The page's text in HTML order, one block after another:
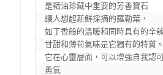
是精油珍藏中重要的芳香寶石
讓人想起新鮮採摘的羅勒葉，
如丁香般的溫暖和同時具有的辛辣
甘甜和薄荷氣味是它獨有的特質
它在心靈層面，可以增強自我認
勇氣